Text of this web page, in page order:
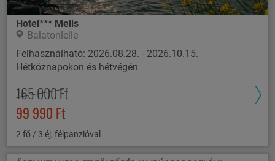
Hotel*** Melis
Balatonlelle
Felhasználható: 2026.08.28. - 2026.10.15.
Hétköznapokon és hétvégén
165 000 Ft
99 990 Ft
2 fő / 3 éj, félpanzióval